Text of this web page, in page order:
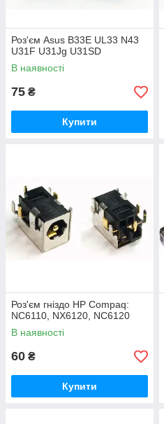
Роз'єм Asus B33E UL33 N43
U31F U31Jg U31SD
В наявності
75 ₴
Купити
Роз'єм гніздо HP Compaq:
NC6110, NX6120, NC6120
В наявності
60 ₴
Купити